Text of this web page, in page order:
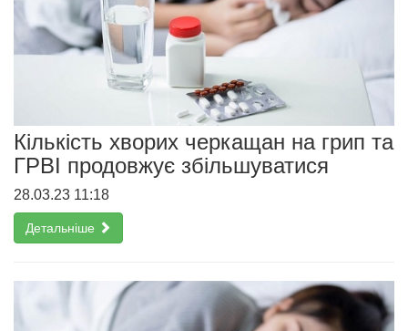
Кількість хворих черкащан на грип та
ГРВІ продовжує збільшуватися
28.03.23 11:18
Детальніше